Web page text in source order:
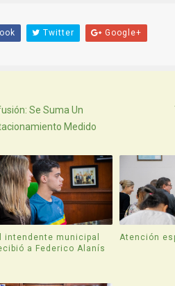
Twitter Google+
Se Suma Un
Medido
intendente municipal
a Federico Alanís
Atención